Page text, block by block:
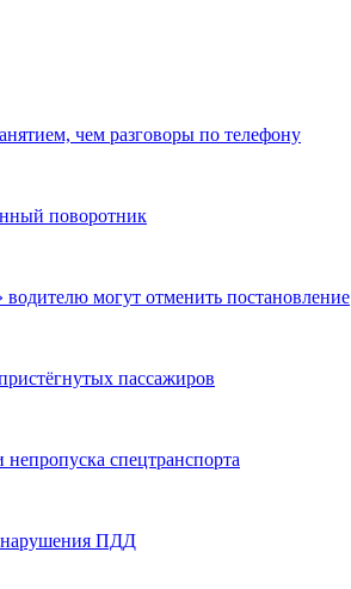
чем разговоры по телефону
поворотник
могут отменить постановление
пассажиров
спецтранспорта
нарушения ПДД